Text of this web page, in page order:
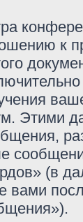
к
Этими
(в